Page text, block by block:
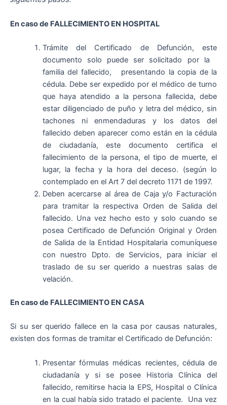
En caso de FALLECIMIENTO EN HOSPITAL
Trámite del Certificado de Defunción, este
documento solo puede ser solicitado por la
familia del fallecido, presentando la copia de la
cédula. Debe ser expedido por el médico de turno
que haya atendido a la persona fallecida, debe
estar diligenciado de puño y letra del médico, sin
tachones ni enmendaduras y los datos del
fallecido deben aparecer como están en la cédula
de ciudadanía, este documento certifica el
fallecimiento de la persona, el tipo de muerte, el
lugar, la fecha y la hora del deceso. (según lo
contemplado en el Art 7 del decreto 1171 de 1997.
Deben acercarse al área de Caja y/o Facturación
para tramitar la respectiva Orden de Salida del
fallecido. Una vez hecho esto y solo cuando se
posea Certificado de Defunción Original y Orden
de Salida de la Entidad Hospitalaria comuníquese
con nuestro Dpto. de Servicios, para iniciar el
traslado de su ser querido a nuestras salas de
velación.
En caso de FALLECIMIENTO EN CASA
Si su ser querido fallece en la casa por causas naturales,
existen dos formas de tramitar el Certificado de Defunción:
Presentar fórmulas médicas recientes, cédula de
ciudadanía y si se posee Historia Clínica del
fallecido, remitirse hacia la EPS, Hospital o Clínica
en la cual había sido tratado el paciente. Una vez